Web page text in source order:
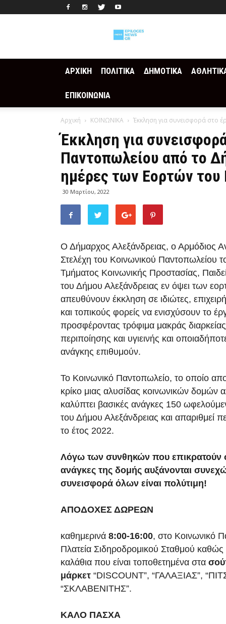
ΑΡΧΙΚΗ ΠΟΛΙΤΙΚΑ ΔΗΜΟΤΙΚΑ
ΕΠΙΚΟΙΝΩΝΙΑ
Αρχική ΚΟΙΝΩΝΙΚΑ Έκκληση για συνεισφορά στο
Έκκληση για
Παντοπωλείου από το
ημέρες των Εορτών του
30 Μαρτίου, 2022
Ο Δήμαρχος Αλεξάνδρειας, ο Αρμόδιος
Στελέχη του Κοινωνικού Παντοπωλείου
Τμήματος Κοινωνικής Προστασίας,
του Δήμου Αλεξάνδρειας εν όψει των
απευθύνουν έκκληση σε ιδιώτες,
και τοπικούς φορείς να ενισχύσουν το
προσφέροντας τρόφιμα μακράς
περιποίησης και υγιεινής και
ανάγκης επιθυμούν.
Το Κοινωνικό Παντοπωλείο, το οποίο
κρίκο μιας αλυσίδας κοινωνικών δομών
καλύπτει βασικές ανάγκες 150
του Δήμου Αλεξάνδρειας και απαριθμεί
το έτος 2022.
Λόγω των συνθηκών που επικρατούν
ανάγκες της δομής αυξάνονται
συνεισφορά όλων είναι πολύτιμη!
ΑΠΟΔΟΧΕΣ ΔΩΡΕΩΝ
καθημερινά 8:00-16:00, στο Κοινωνικό
Πλατεία Σιδηροδρομικού Σταθμού καθώς
καλάθια που είναι τοποθετημένα στα
μάρκετ “DISCOUNT”, “ΓΑΛΑΞΙΑΣ”,
“ΣΚΛΑΒΕΝΙΤΗΣ”.
ΚΑΛΟ ΠΑΣΧΑ